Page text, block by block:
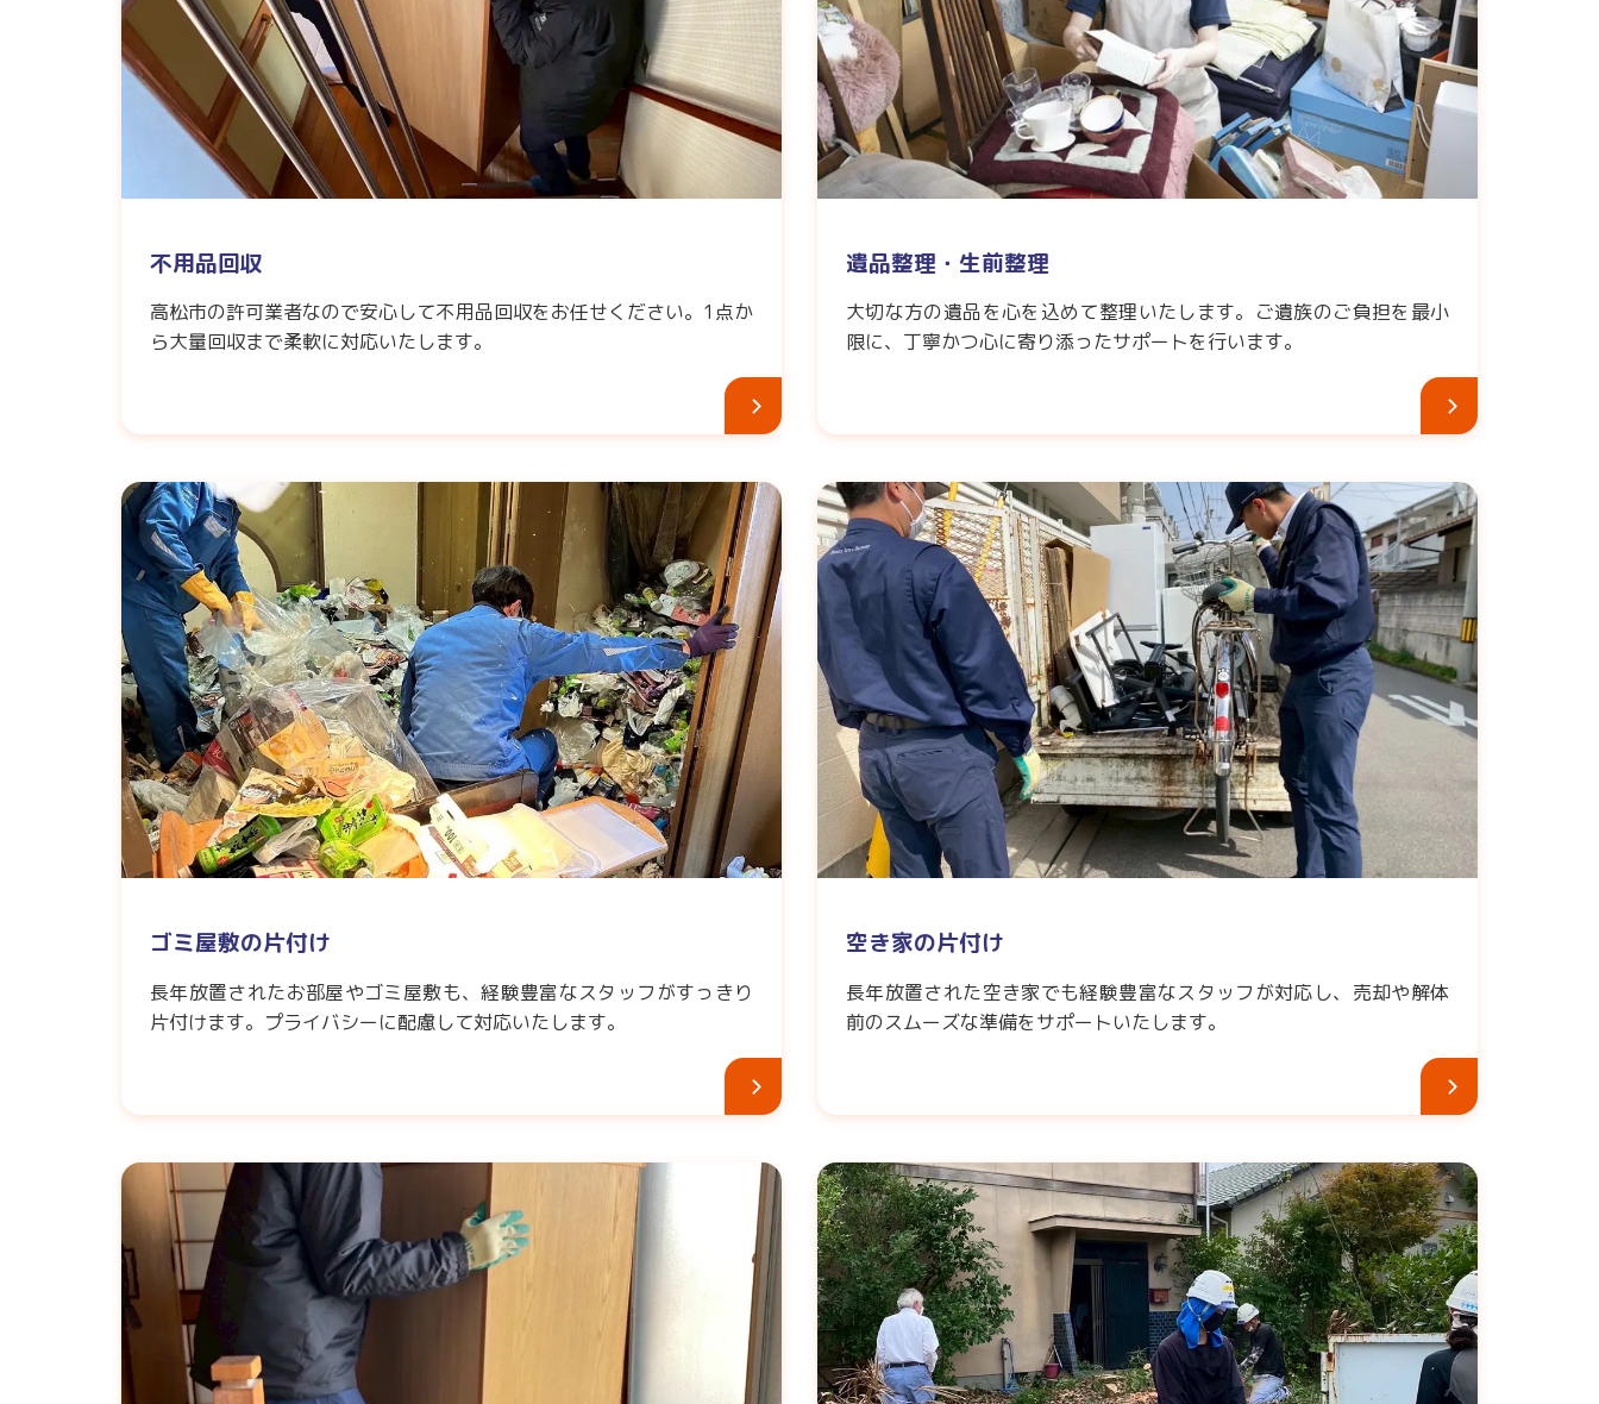
不用品回収
高松市の許可業者なので安心して不用品回収をお任せください。1点か
ら大量回収まで柔軟に対応いたします。
遺品整理・生前整理
大切な方の遺品を心を込めて整理いたします。ご遺族のご負担を最小
限に、丁寧かつ心に寄り添ったサポートを行います。
ゴミ屋敷の片付け
長年放置されたお部屋やゴミ屋敷も、経験豊富なスタッフがすっきり
片付けます。プライバシーに配慮して対応いたします。
空き家の片付け
長年放置された空き家でも経験豊富なスタッフが対応し、売却や解体
前のスムーズな準備をサポートいたします。